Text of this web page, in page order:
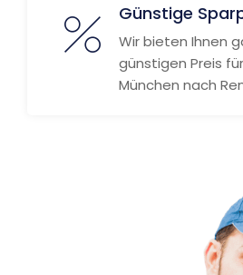
Günstige
Wir bieten Ihnen
günstigen Preis
München nach